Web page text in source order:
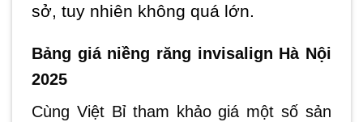
sở, tuy nhiên không quá lớn.
Bảng giá niềng răng invisalign Hà Nội
2025
Cùng Việt Bỉ tham khảo giá một số sản